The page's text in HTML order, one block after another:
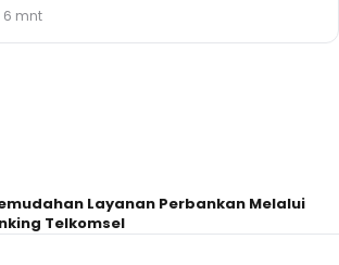
6 mnt
Layanan Perbankan Melalui
Telkomsel